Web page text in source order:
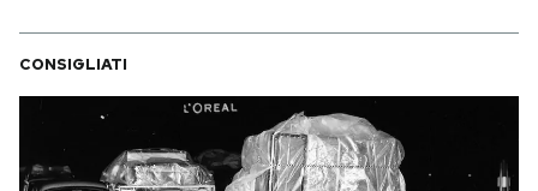
CONSIGLIATI